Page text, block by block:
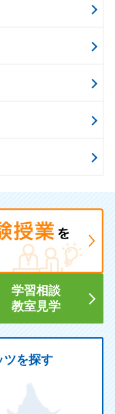
学習相談
教室見学
ツを探す